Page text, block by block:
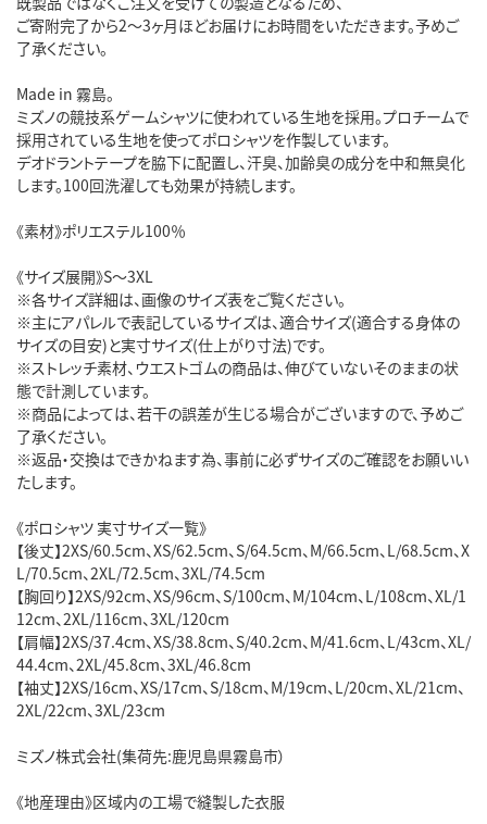
ご寄附完了から2～3ヶ月ほどお届けにお時間をいただきます。予めご
了承ください。
Made in 霧島。
ミズノの競技系ゲームシャツに使われている生地を採用。プロチームで
採用されている生地を使ってポロシャツを作製しています。
デオドラントテープを脇下に配置し、汗臭、加齢臭の成分を中和無臭化
します。100回洗濯しても効果が持続します。
《素材》ポリエステル100％
《サイズ展開》S～3XL
※各サイズ詳細は、画像のサイズ表をご覧ください。
※主にアパレルで表記しているサイズは、適合サイズ(適合する身体の
サイズの目安)と実寸サイズ(仕上がり寸法)です。
※ストレッチ素材、ウエストゴムの商品は、伸びていないそのままの状
態で計測しています。
※商品によっては、若干の誤差が生じる場合がございますので、予めご
了承ください。
※返品・交換はできかねます為、事前に必ずサイズのご確認をお願いい
たします。
《ポロシャツ 実寸サイズ一覧》
【後丈】2XS/60.5cm、XS/62.5cm、S/64.5cm、M/66.5cm、L/68.5cm、X
L/70.5cm、2XL/72.5cm、3XL/74.5cm
【胸回り】2XS/92cm、XS/96cm、S/100cm、M/104cm、L/108cm、XL/1
12cm、2XL/116cm、3XL/120cm
【肩幅】2XS/37.4cm、XS/38.8cm、S/40.2cm、M/41.6cm、L/43cm、XL/
44.4cm、2XL/45.8cm、3XL/46.8cm
【袖丈】2XS/16cm、XS/17cm、S/18cm、M/19cm、L/20cm、XL/21cm、
2XL/22cm、3XL/23cm
ミズノ株式会社(集荷先:鹿児島県霧島市）
《地産理由》区域内の工場で縫製した衣服